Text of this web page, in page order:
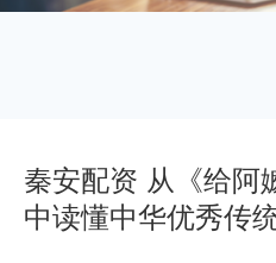
秦安配资 从《给阿
中读懂中华优秀传